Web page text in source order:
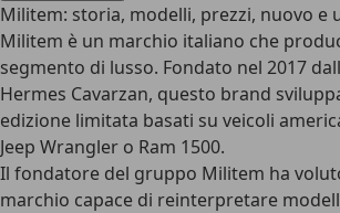
Militem: storia, modelli, prezzi, nuovo e
Militem è un marchio italiano che
segmento di lusso. Fondato nel 2017
Hermes Cavarzan, questo brand
edizione limitata basati su veicoli
Jeep Wrangler o Ram 1500.
Il fondatore del gruppo Militem ha
marchio capace di reinterpretare